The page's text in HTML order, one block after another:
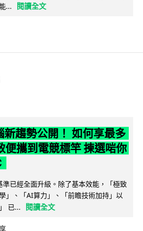
...
閱讀全文
趨勢公開！ 如何享最多
攜到電競標竿 揀選啱你
已經全面升級。除了基本效能，「極致
」、「AI算力」、「前瞻技術加持」以
已...
閱讀全文